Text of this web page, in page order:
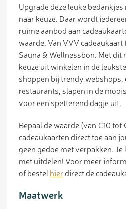
Upgrade deze leuke
naar keuze. Daar wordt
ruime aanbod aan
waarde. Van VVV
Sauna & Wellnessbon. Met dit
keuze uit winkelen in de
shoppen bij trendy
restaurants, slapen in de
voor een spetterend dagje uit.
Bepaal de waarde (van €10
cadeaukaarten direct toe aan
geen gedoe met verpakken.
met uitdelen! Voor meer
of bestel hierdirect de
Maatwerk